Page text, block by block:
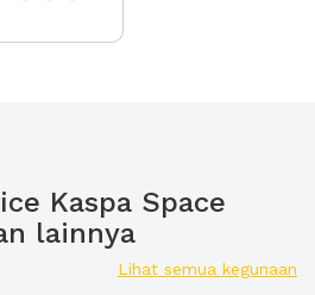
Kaspa Space
lainnya
Lihat semua kegunaan